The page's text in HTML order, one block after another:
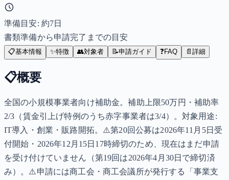
準備目安: 約7日
書類準備から申請完了までの目安
📋基本情報 ✨特徴 👥対象者 📝申請ガイド ❓FAQ 📄 詳細
📋概要
全国の小規模事業者向け補助金。補助上限50万円・補助率
2/3（賃金引上げ特例のうち赤字事業者は3/4）。対象用途:
IT導入・創業・販路開拓。⚠️第20回公募は2026年11月5日受
付開始・2026年12月15日17時締切のため、現在はまだ申請
を受け付けていません（第19回は2026年4月30日で締切済
み）。⚠️申請には商工会・商工会議所が発行する「事業支